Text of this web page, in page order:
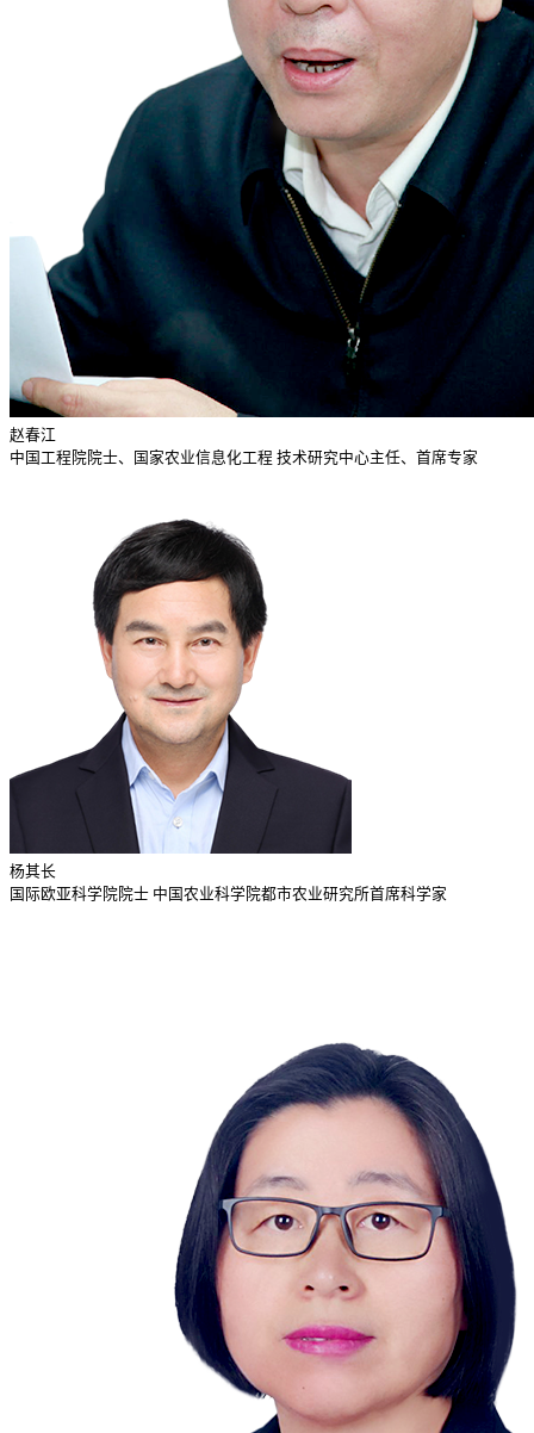
赵春江
中国工程院院士、国家农业信息化工程 技术研究中心主任、首席专家
杨其长
国际欧亚科学院院士 中国农业科学院都市农业研究所首席科学家